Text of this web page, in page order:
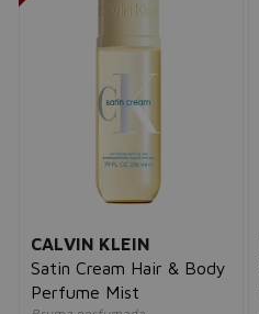
CALVIN KLEIN
Satin Cream Hair & Body
Perfume Mist